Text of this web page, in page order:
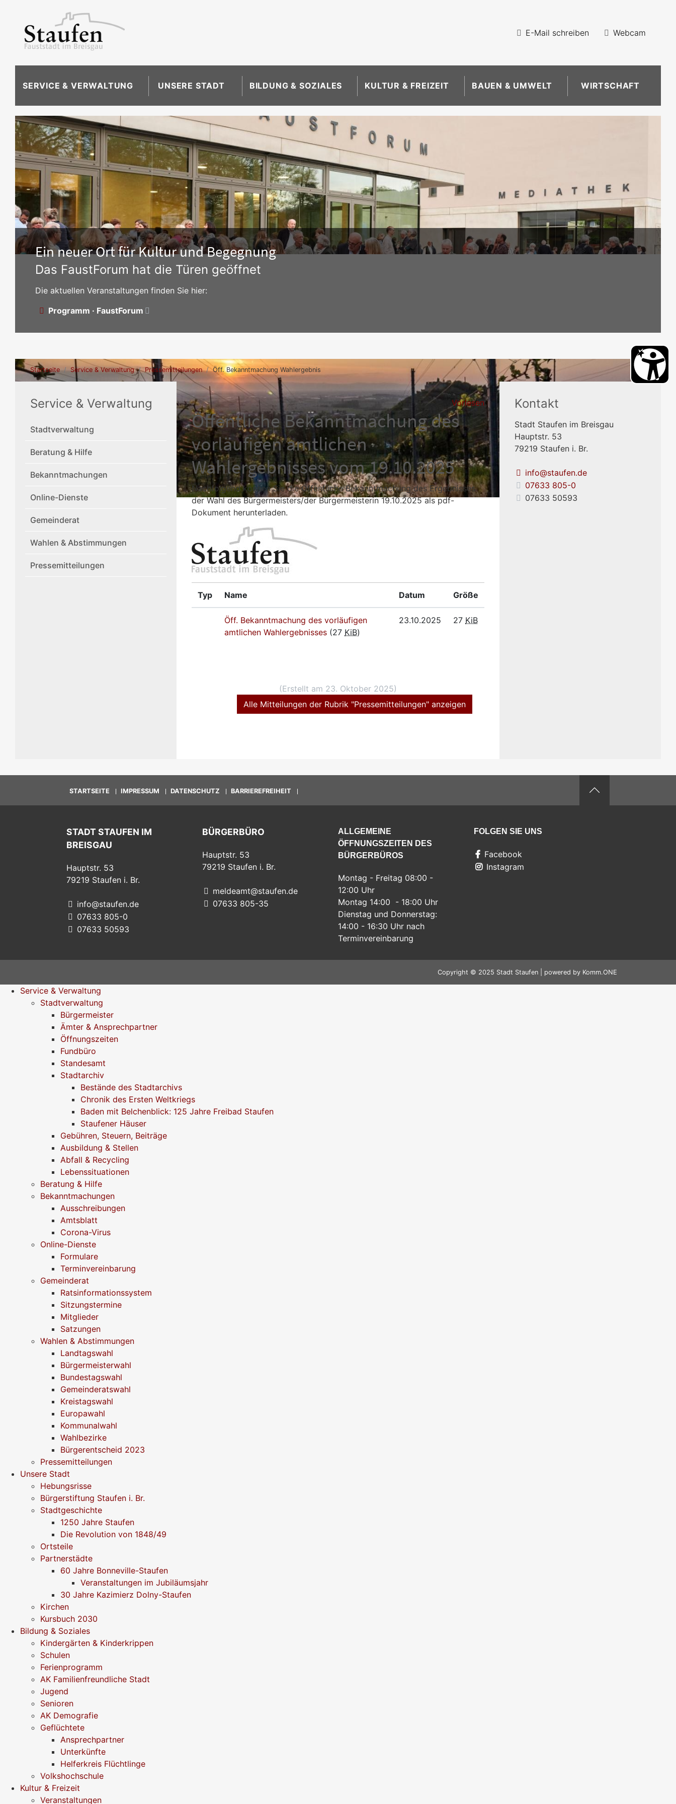
E-Mail schreiben Webcam
SERVICE & VERWALTUNG UNSERE STADT BILDUNG & SOZIALES KULTUR & FREIZEIT BAUEN & UMWELT WIRTSCHAFT
Ein neuer Ort für Kultur und Begegnung
Das FaustForum hat die Türen geöffnet
Die aktuellen Veranstaltungen finden Sie hier:
Programm · FaustForum
Startseite Service & Verwaltung Pressemitteilungen Öff. Bekanntmachung Wahlergebnis
Service & Verwaltung
Stadtverwaltung
Beratung & Hilfe
Bekanntmachungen
Online-Dienste
Gemeinderat
Wahlen & Abstimmungen
Pressemitteilungen
Vorlesen
Öffentliche Bekanntmachung des
vorläufigen amtlichen
Wahlergebnisses vom 19.10.2025
Nachfolgend können Sie die Öffentliche Bekanntmachung des Ergebnisses
der Wahl des Bürgermeisters/der Bürgermeisterin 19.10.2025 als pdf-
Dokument herunterladen.
Typ Name Datum Größe
Öff. Bekanntmachung des vorläufigen
amtlichen Wahlergebnisses (27 KiB)
23.10.2025 27 KiB
(Erstellt am 23. Oktober 2025)
Alle Mitteilungen der Rubrik "Pressemitteilungen" anzeigen
Kontakt
Stadt Staufen im Breisgau
Hauptstr. 53
79219 Staufen i. Br.
info@staufen.de
07633 805-0
07633 50593
STARTSEITE IMPRESSUM DATENSCHUTZ BARRIEREFREIHEIT
STADT STAUFEN IM
BREISGAU
Hauptstr. 53
79219 Staufen i. Br.
info@staufen.de
07633 805-0
07633 50593
BÜRGERBÜRO
Hauptstr. 53
79219 Staufen i. Br.
meldeamt@staufen.de
07633 805-35
ALLGEMEINE
ÖFFNUNGSZEITEN DES
BÜRGERBÜROS
Montag - Freitag 08:00 -
12:00 Uhr
Montag 14:00 - 18:00 Uhr
Dienstag und Donnerstag:
14:00 - 16:30 Uhr nach
Terminvereinbarung
FOLGEN SIE UNS
Facebook
Instagram
Copyright © 2025 Stadt Staufen | powered by Komm.ONE
Service & Verwaltung
Stadtverwaltung
Bürgermeister
Ämter & Ansprechpartner
Öffnungszeiten
Fundbüro
Standesamt
Stadtarchiv
Bestände des Stadtarchivs
Chronik des Ersten Weltkriegs
Baden mit Belchenblick: 125 Jahre Freibad Staufen
Staufener Häuser
Gebühren, Steuern, Beiträge
Ausbildung & Stellen
Abfall & Recycling
Lebenssituationen
Beratung & Hilfe
Bekanntmachungen
Ausschreibungen
Amtsblatt
Corona-Virus
Online-Dienste
Formulare
Terminvereinbarung
Gemeinderat
Ratsinformationssystem
Sitzungstermine
Mitglieder
Satzungen
Wahlen & Abstimmungen
Landtagswahl
Bürgermeisterwahl
Bundestagswahl
Gemeinderatswahl
Kreistagswahl
Europawahl
Kommunalwahl
Wahlbezirke
Bürgerentscheid 2023
Pressemitteilungen
Unsere Stadt
Hebungsrisse
Bürgerstiftung Staufen i. Br.
Stadtgeschichte
1250 Jahre Staufen
Die Revolution von 1848/49
Ortsteile
Partnerstädte
60 Jahre Bonneville-Staufen
Veranstaltungen im Jubiläumsjahr
30 Jahre Kazimierz Dolny-Staufen
Kirchen
Kursbuch 2030
Bildung & Soziales
Kindergärten & Kinderkrippen
Schulen
Ferienprogramm
AK Familienfreundliche Stadt
Jugend
Senioren
AK Demografie
Geflüchtete
Ansprechpartner
Unterkünfte
Helferkreis Flüchtlinge
Volkshochschule
Kultur & Freizeit
Veranstaltungen